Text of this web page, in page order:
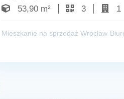
53,90 m² 3 1
Mieszkanie na sprzedaż Wrocław